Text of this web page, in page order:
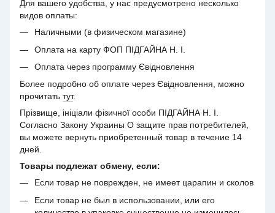
Для вашего удобства, у нас предусмотрено несколько
видов оплаты:
Наличными (в физическом магазине)
Оплата на карту ФОП ПІДГАЙНА Н. І.
Оплата через программу Євідновлення
Более подробно об оплате через Євідновлення, можно
прочитать тут.
Прізвище, ініціали фізичної особи ПІДГАЙНА Н. І.
Согласно Закону Украины О защите прав потребителей,
вы можете вернуть приобретенный товар в течение 14
дней.
Товары подлежат обмену, если:
Если товар не поврежден, не имеет царапин и сколов
Если товар не был в использовании, или его